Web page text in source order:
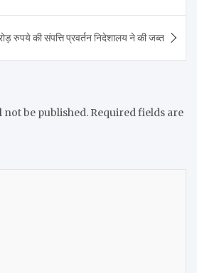
रुपये की संपत्ति प्रवर्तन निदेशालय ने की जब्त
not be published. Required fields are